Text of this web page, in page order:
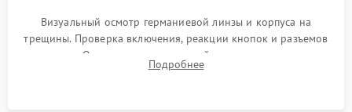
Визуальный осмотр германиевой линзы и корпуса на
трещины. Проверка включения, реакции кнопок и разъемов
зарядки. Оценка вывода тепловой сигнатуры на экран,
проверка базовых функций и считывание системных
Подробнее